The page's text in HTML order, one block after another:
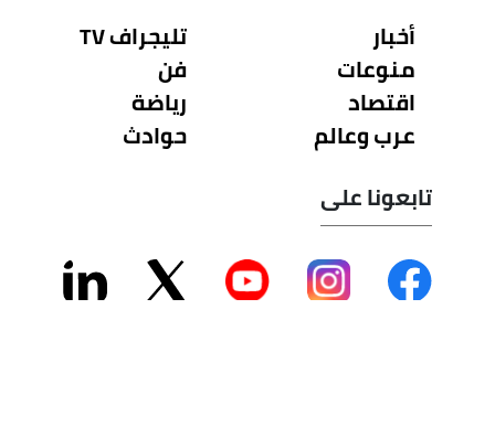
أخبار
منوعات
اقتصاد
عرب وعالم
تليجراف TV
فن
رياضة
حوادث
تابعونا على